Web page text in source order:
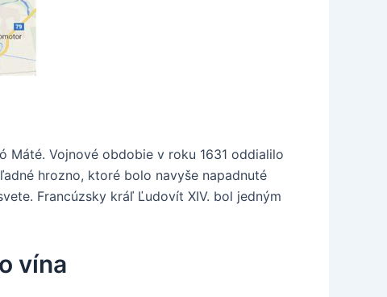
Vojnové obdobie v roku 1631 oddialilo
hrozno, ktoré bolo navyše napadnuté
Francúzsky kráľ Ľudovít XIV. bol jedným
vína